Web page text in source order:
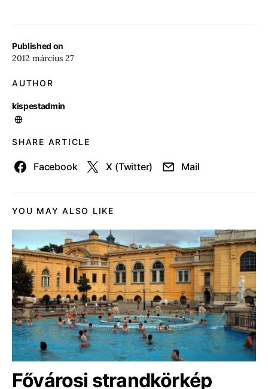
Published on
2012 március 27
AUTHOR
kispestadmin
SHARE ARTICLE
Facebook X (Twitter) Mail
YOU MAY ALSO LIKE
Fővárosi strandkörkép